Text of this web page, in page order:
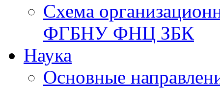
Схема
ФГБНУ ФНЦ ЗБК
Наука
Основные